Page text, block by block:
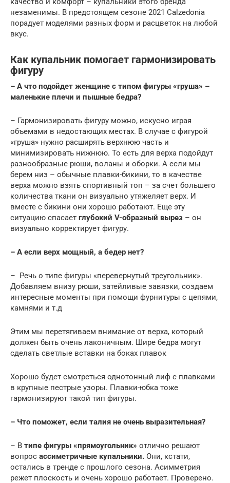
незаменимы. В предстоящем сезоне 2021 Calzedonia
порадует моделями разных форм и расцветок на любой
вкус.
Как купальник помогает гармонизировать
фигуру
– А что подойдет женщине с типом фигуры «груша» –
маленькие плечи и пышные бедра?
– Гармонизировать фигуру можно, искусно играя
объемами в недостающих местах. В случае с фигурой
«груша» нужно расширять верхнюю часть и
минимизировать нижнюю. То есть для верха подойдут
разнообразные рюши, воланы и оборки. А если мы
берем низ – обычные плавки-бикини, то в качестве
верха можно взять спортивный топ – за счет большего
количества ткани он визуально утяжеляет верх. И
вместе с бикини они хорошо работают. Еще эту
ситуацию спасает глубокий V-образный вырез – он
визуально корректирует фигуру.
– А если верх мощный, а бедер нет?
– Речь о типе фигуры «перевернутый треугольник».
Добавляем внизу рюши, затейливые завязки, создаем
интересные моменты при помощи фурнитуры с цепями,
камнями и т.д
Этим мы перетягиваем внимание от верха, который
должен быть очень лаконичным. Шире бедра могут
сделать светлые вставки на боках плавок
Хорошо будет смотреться однотонный лиф с плавками
в крупные пестрые узоры. Плавки-юбка тоже
гармонизируют такой тип фигуры.
– Что поможет, если талия не очень выразительная?
– В типе фигуры «прямоугольник» отлично решают
вопрос ассиметричные купальники. Они, кстати,
остались в тренде с прошлого сезона. Асимметрия
режет плоскость и очень хорошо работает. Проверено.